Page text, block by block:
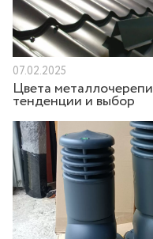
07.02.2025
Цвета
тенденции и выбор